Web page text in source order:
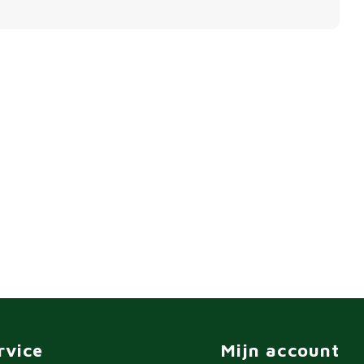
Mijn account